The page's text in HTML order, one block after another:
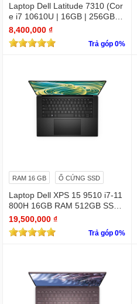
Laptop Dell Latitude 7310 (Cor
e i7 10610U | 16GB | 256GB | I
ntel UHD | 13.3 FHD
8,400,000 ₫
Trả góp 0%
RAM 16 GB Ổ CỨNG SSD
Laptop Dell XPS 15 9510 i7-11
800H 16GB RAM 512GB SSD
RTX 3050 15.6 inches 4K Touc
hscreen
19,500,000 ₫
Trả góp 0%